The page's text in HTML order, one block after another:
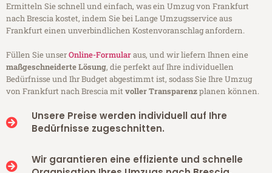
Ermitteln Sie schnell und einfach, was ein Umzug von Frankfurt
nach Brescia kostet, indem Sie bei Lange Umzugsservice aus
Frankfurt einen unverbindlichen Kostenvoranschlag anfordern.
Füllen Sie unserOnline-Formularaus, und wir liefern Ihnen eine
maßgeschneiderte Lösung, die perfekt auf Ihre individuellen
Bedürfnisse und Ihr Budget abgestimmt ist, sodass Sie Ihre Umzug
von Frankfurt nach Brescia mitvoller Transparenzplanen können.
Unsere Preise werden individuell auf Ihre
Bedürfnisse zugeschnitten.
Wir garantieren eine effiziente und schnelle